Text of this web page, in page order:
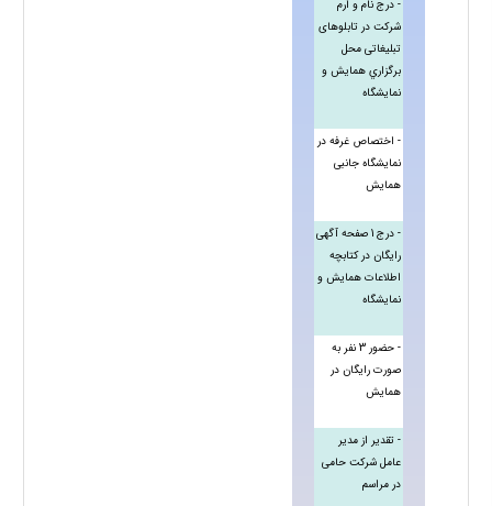
- درج نام و آرم
شرکت در تابلوهای
تبلیغاتی محل
برگزاري همایش و
نمايشگاه
- اختصاص غرفه در
نمایشگاه جانبی
همایش
- درج 1 صفحه آگهی
رايگان در کتابچه
اطلاعات همایش و
نمایشگاه
- حضور 3 نفر به
صورت رايگان در
همایش
- تقدیر از مدیر
عامل شرکت حامی
در مراسم